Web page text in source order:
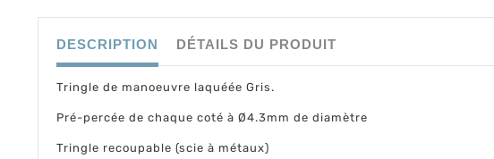
DESCRIPTION DÉTAILS DU PRODUIT
Tringle de manoeuvre laquéée Gris.
Pré-percée de chaque coté à Ø4.3mm de diamètre
Tringle recoupable (scie à métaux)